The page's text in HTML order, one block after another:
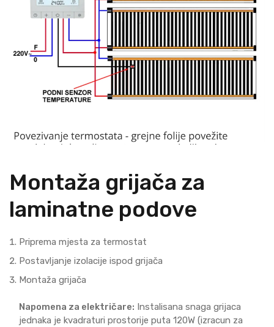
Montaža grijača za
laminatne podove
Priprema mjesta za termostat
Postavljanje izolacije ispod grijača
Montaža grijača
Napomena za električare: Instalisana snaga grijaca
jednaka je kvadraturi prostorije puta 120W (izracun za